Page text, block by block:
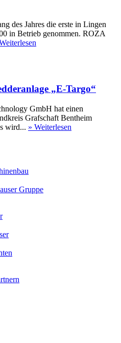
des Jahres die erste in Lingen
in Betrieb genommen. ROZA
„E-Targo“
GmbH hat einen
Grafschaft Bentheim
wird... » Weiterlesen
Gruppe